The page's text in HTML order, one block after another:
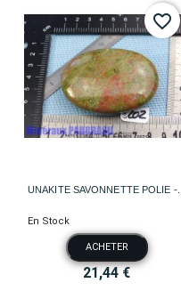
UNAKITE SAVONNETTE POLIE -...
En Stock
ACHETER
21,44 €
favorite_border